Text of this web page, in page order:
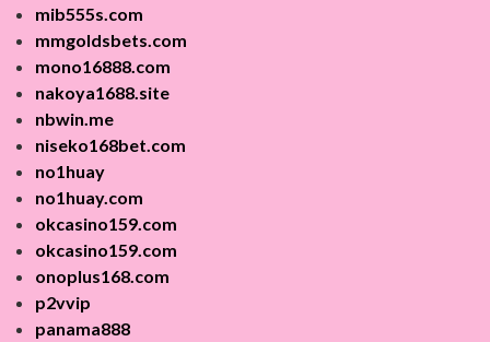
mib555s.com
mmgoldsbets.com
mono16888.com
nakoya1688.site
nbwin.me
niseko168bet.com
no1huay
no1huay.com
okcasino159.com
okcasino159.com
onoplus168.com
p2vvip
panama888